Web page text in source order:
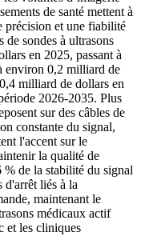
de santé mettent à
précision et une fiabilité
de sondes à ultrasons
en 2025, passant à
environ 0,2 milliard de
milliard de dollars en
2026-2035. Plus
sur des câbles de
constante du signal,
l'accent sur le
la qualité de
de la stabilité du signal
d'arrêt liés à la
maintenant le
médicaux actif
et les cliniques